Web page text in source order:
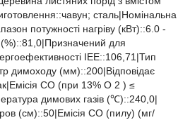
сталь|Номінальна
потужності нагріву (кВт)::6.0 -
для
ІЕЕ::106,71|Тип
димоходу (мм)::200|Відповідає
CO (при 13% O 2 ) ≤
димових газів (℃)::240,0|
(см)::50|Емісія CO (пилу) (мг/